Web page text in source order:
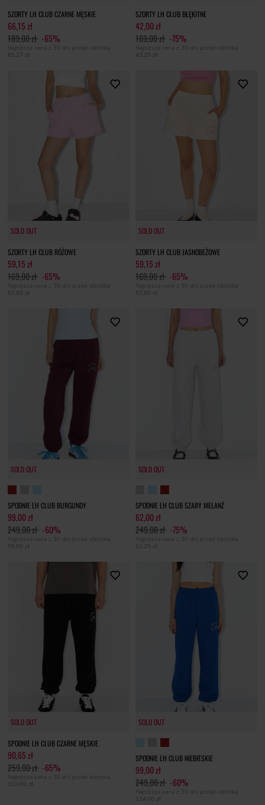
SZORTY LH CLUB CZARNE MĘSKIE
66,15 zł
189,00 zł -65%
Najniższa cena z 30 dni przed obniżką
81,27 zł
SZORTY LH CLUB BŁĘKITNE
42,00 zł
169,00 zł -75%
Najniższa cena z 30 dni przed obniżką
42,25 zł
SOLD OUT
SOLD OUT
SZORTY LH CLUB RÓŻOWE
59,15 zł
169,00 zł -65%
Najniższa cena z 30 dni przed obniżką
67,60 zł
SOLD OUT
SOLD OUT
SZORTY LH CLUB JASNOBEŻOWE
59,15 zł
169,00 zł -65%
Najniższa cena z 30 dni przed obniżką
67,60 zł
SOLD OUT
SPODNIE LH CLUB BURGUNDY
99,00 zł
249,00 zł -60%
Najniższa cena z 30 dni przed obniżką
99,60 zł
SOLD OUT
SPODNIE LH CLUB SZARY MELANŻ
62,00 zł
249,00 zł -75%
Najniższa cena z 30 dni przed obniżką
62,25 zł
SOLD OUT
SOLD OUT
SPODNIE LH CLUB CZARNE MĘSKIE
90,65 zł
259,00 zł -65%
Najniższa cena z 30 dni przed obniżką
103,60 zł
SOLD OUT
SPODNIE LH CLUB NIEBIESKIE
99,00 zł
249,00 zł -60%
Najniższa cena z 30 dni przed obniżką
124,00 zł